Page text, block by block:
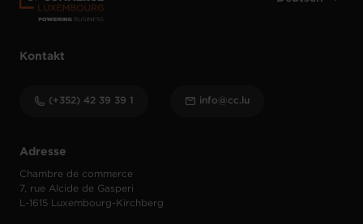
Adresse
Chambre de commerce
7, rue Alcide de Gasperi
L-1615 Luxembourg-Kirchberg
Kontakt
(+352) 42 39 39 1 info@cc.lu